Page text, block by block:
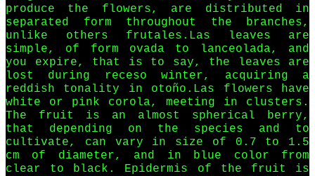
produce the flowers, are distributed in
separated form throughout the branches,
unlike others frutales.Las leaves are
simple, of form ovada to lanceolada, and
you expire, that is to say, the leaves are
lost during receso winter, acquiring a
reddish tonality in otoño.Las flowers have
white or pink corola, meeting in clusters.
The fruit is an almost spherical berry,
that depending on the species and to
cultivate, can vary in size of 0.7 to 1.5
cm of diameter, and in blue color from
clear to black. Epidermis of the fruit is